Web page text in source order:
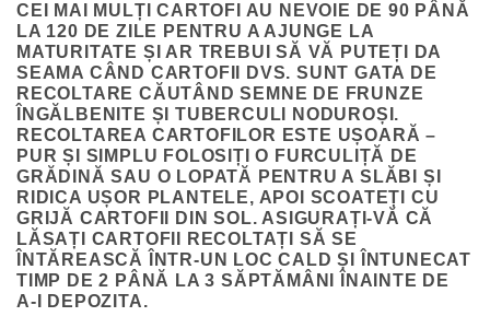
CEI MAI MULȚI CARTOFI AU NEVOIE DE 90 PÂNĂ
LA 120 DE ZILE PENTRU A AJUNGE LA
MATURITATE ȘI AR TREBUI SĂ VĂ PUTEȚI DA
SEAMA CÂND CARTOFII DVS. SUNT GATA DE
RECOLTARE CĂUTÂND SEMNE DE FRUNZE
ÎNGĂLBENITE ȘI TUBERCULI NODUROȘI.
RECOLTAREA CARTOFILOR ESTE UȘOARĂ –
PUR ȘI SIMPLU FOLOSIȚI O FURCULIȚĂ DE
GRĂDINĂ SAU O LOPATĂ PENTRU A SLĂBI ȘI
RIDICA UȘOR PLANTELE, APOI SCOATEȚI CU
GRIJĂ CARTOFII DIN SOL. ASIGURAȚI-VĂ CĂ
LĂSAȚI CARTOFII RECOLTAȚI SĂ SE
ÎNTĂREASCĂ ÎNTR-UN LOC CALD ȘI ÎNTUNECAT
TIMP DE 2 PÂNĂ LA 3 SĂPTĂMÂNI ÎNAINTE DE
A-I DEPOZITA.